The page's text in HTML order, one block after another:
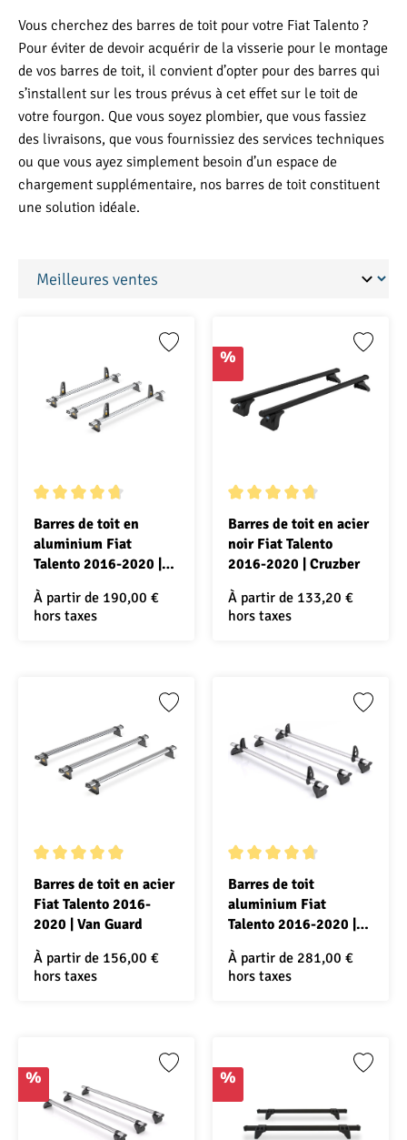
Vous cherchez des barres de toit pour votre Fiat Talento ?
Pour éviter de devoir acquérir de la visserie pour le montage
de vos barres de toit, il convient d’opter pour des barres qui
s’installent sur les trous prévus à cet effet sur le toit de
votre fourgon. Que vous soyez plombier, que vous fassiez
des livraisons, que vous fournissiez des services techniques
ou que vous ayez simplement besoin d’un espace de
chargement supplémentaire, nos barres de toit constituent
une solution idéale.
Note moyenne de 4.7 sur 5 étoiles
Barres de toit en
aluminium Fiat
Talento 2016-2020 |
À partir de 190,00 €
hors taxes
%
Note moyenne de 4.6 sur 5
Barres de toit en acier
noir Fiat Talento
2016-2020 | Cruzber
À partir de 133,20 €
hors taxes
Note moyenne de 4.8 sur 5 étoiles
Barres de toit en acier
Fiat Talento 2016-
2020 | Van Guard
À partir de 156,00 €
hors taxes
Note moyenne de 4.6 sur 5
Barres de toit
aluminium Fiat
Talento 2016-2020 |
À partir de 281,00 €
hors taxes
% %